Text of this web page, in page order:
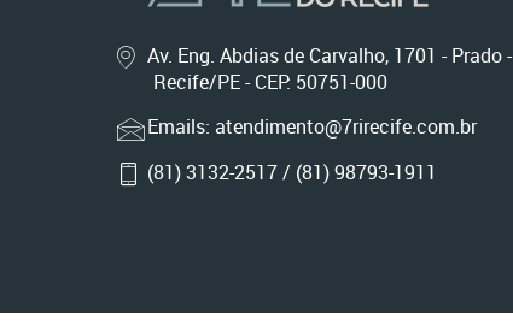
Av. Eng. Abdias de Carvalho, 1701 - Prado -
Recife/PE - CEP: 50751-000
Emails: atendimento@7rirecife.com.br
(81) 3132-2517 / (81) 98793-1911